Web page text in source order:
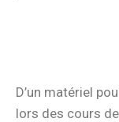
D’un matériel
lors des cours